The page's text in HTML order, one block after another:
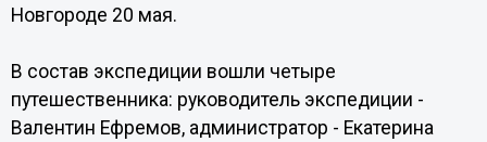
Новгороде 20 мая.
В состав экспедиции вошли четыре
путешественника: руководитель экспедиции -
Валентин Ефремов, администратор - Екатерина